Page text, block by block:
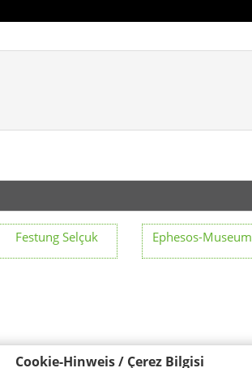
Cookie-Hinweis / Çerez Bilgisi
Festung Selçuk Ephesos-Museum